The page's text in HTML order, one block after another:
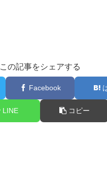
この記事をシェアする
Facebook
LINE コピー